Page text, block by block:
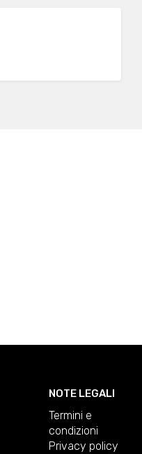
NOTE LEGALI
Termini e
condizioni
Privacy policy